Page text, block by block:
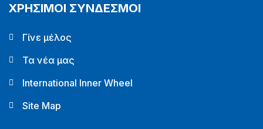
ΧΡΗΣΙΜΟΙ ΣΥΝΔΕΣΜΟΙ
Γίνε μέλος
Τα νέα μας
International Inner Wheel
Site Map